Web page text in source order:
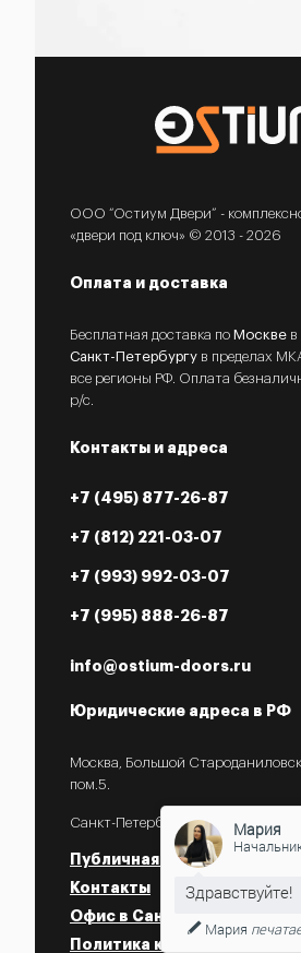
ООО “Остиум Двери” -
«двери под ключ» © 2013 - 2026
Оплата и доставка
Бесплатная доставка по Москве
Санкт-Петербургу в пределах
все регионы РФ. Оплата
р/с.
Контакты и адреса
+7 (495) 877-26-87
+7 (812) 221-03-07
+7 (993) 992-03-07
+7 (995) 888-26-87
info@ostium-doors.ru
Юридические адреса в РФ
Москва, Большой
пом.5.
Санкт-Петербург, ул. Некрасова, 18.
Публичная оферта
Контакты
Офис в Санкт-Петербурге
Политика
Мария
Мария